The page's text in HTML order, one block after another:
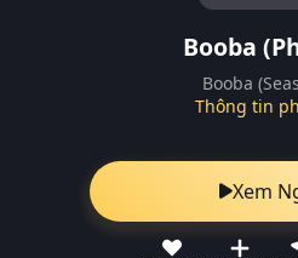
Booba
Booba
Thông tin
Xem